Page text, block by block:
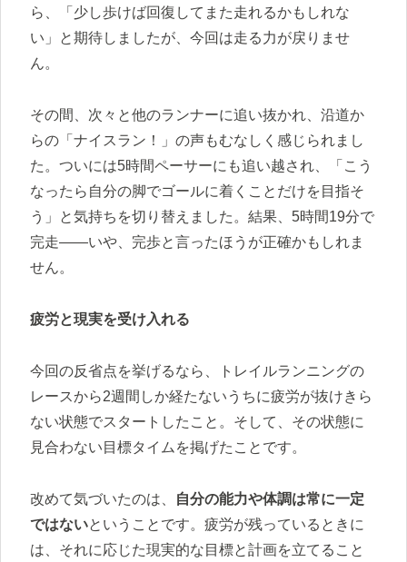
ら、「少し歩けば回復してまた走れるかもしれな
い」と期待しましたが、今回は走る力が戻りませ
ん。
その間、次々と他のランナーに追い抜かれ、沿道か
らの「ナイスラン！」の声もむなしく感じられまし
た。ついには5時間ペーサーにも追い越され、「こう
なったら自分の脚でゴールに着くことだけを目指そ
う」と気持ちを切り替えました。結果、5時間19分で
完走――いや、完歩と言ったほうが正確かもしれま
せん。
疲労と現実を受け入れる
今回の反省点を挙げるなら、トレイルランニングの
レースから2週間しか経たないうちに疲労が抜けきら
ない状態でスタートしたこと。そして、その状態に
見合わない目標タイムを掲げたことです。
改めて気づいたのは、
自分の能力や体調は常に一定
ではないということです。疲労が残っているときに
は、それに応じた現実的な目標と計画を立てること